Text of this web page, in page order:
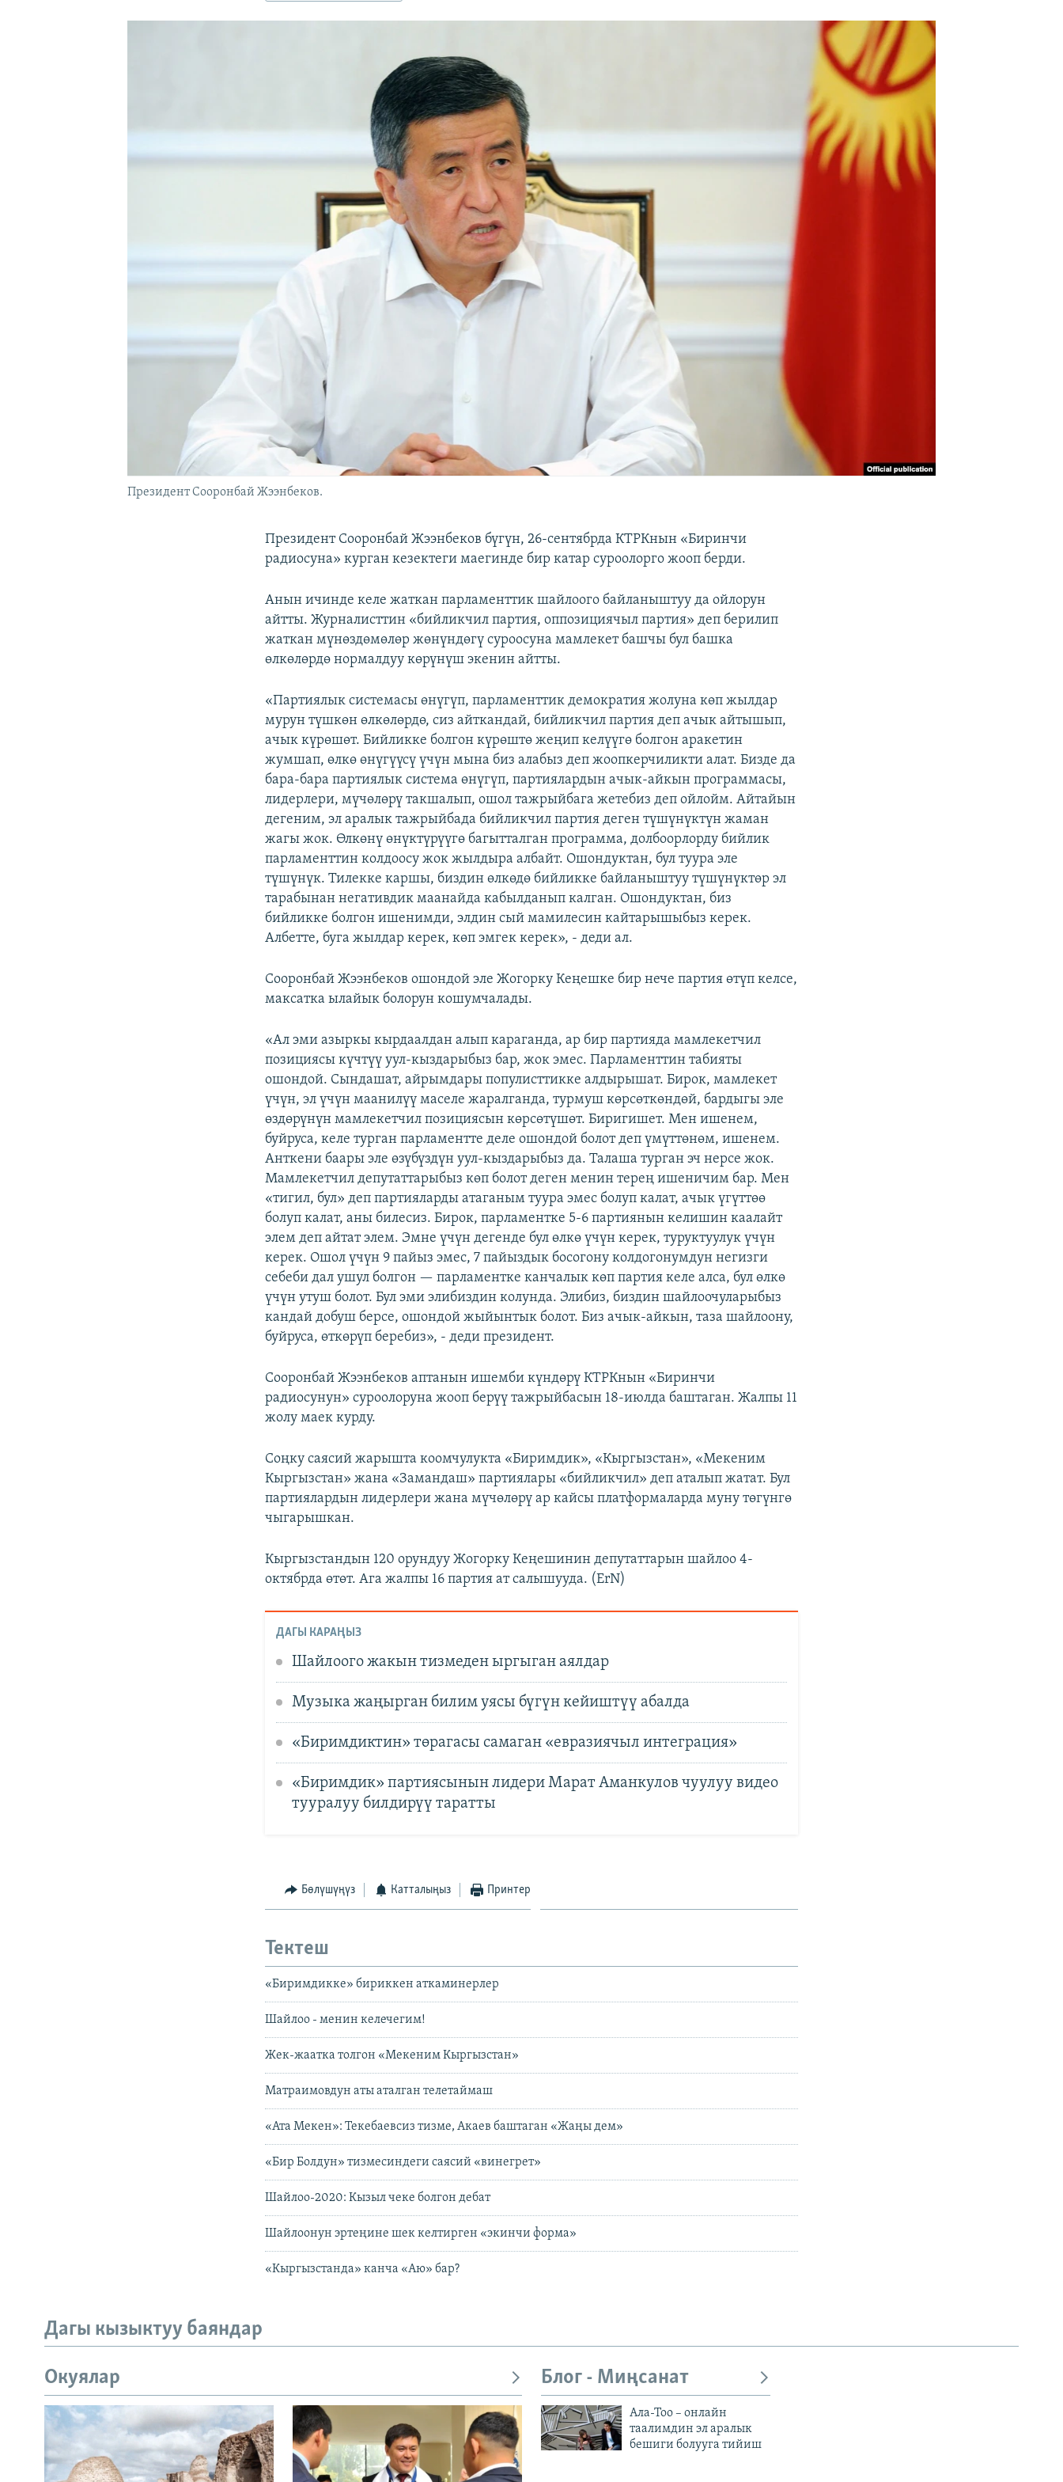
Президент Сооронбай Жээнбеков.
Президент Сооронбай Жээнбеков бүгүн, 26-сентябрда КТРКнын «Биринчи
радиосуна» курган кезектеги маегинде бир катар суроолорго жооп берди.
Анын ичинде келе жаткан парламенттик шайлоого байланыштуу да ойлорун
айтты. Журналисттин «бийликчил партия, оппозициячыл партия» деп берилип
жаткан мүнөздөмөлөр жөнүндөгү суроосуна мамлекет башчы бул башка
өлкөлөрдө нормалдуу көрүнүш экенин айтты.
«Партиялык системасы өнүгүп, парламенттик демократия жолуна көп жылдар
мурун түшкөн өлкөлөрдө, сиз айткандай, бийликчил партия деп ачык айтышып,
ачык күрөшөт. Бийликке болгон күрөштө жеңип келүүгө болгон аракетин
жумшап, өлкө өнүгүүсү үчүн мына биз алабыз деп жоопкерчиликти алат. Бизде да
бара-бара партиялык система өнүгүп, партиялардын ачык-айкын программасы,
лидерлери, мүчөлөрү такшалып, ошол тажрыйбага жетебиз деп ойлойм. Айтайын
дегеним, эл аралык тажрыйбада бийликчил партия деген түшүнүктүн жаман
жагы жок. Өлкөнү өнүктүрүүгө багытталган программа, долбоорлорду бийлик
парламенттин колдоосу жок жылдыра албайт. Ошондуктан, бул туура эле
түшүнүк. Тилекке каршы, биздин өлкөдө бийликке байланыштуу түшүнүктөр эл
тарабынан негативдик маанайда кабылданып калган. Ошондуктан, биз
бийликке болгон ишенимди, элдин сый мамилесин кайтарышыбыз керек.
Албетте, буга жылдар керек, көп эмгек керек», - деди ал.
Сооронбай Жээнбеков ошондой эле Жогорку Кеңешке бир нече партия өтүп келсе,
максатка ылайык болорун кошумчалады.
«Ал эми азыркы кырдаалдан алып караганда, ар бир партияда мамлекетчил
позициясы күчтүү уул-кыздарыбыз бар, жок эмес. Парламенттин табияты
ошондой. Сындашат, айрымдары популисттикке алдырышат. Бирок, мамлекет
үчүн, эл үчүн маанилүү маселе жаралганда, турмуш көрсөткөндөй, бардыгы эле
өздөрүнүн мамлекетчил позициясын көрсөтүшөт. Биригишет. Мен ишенем,
буйруса, келе турган парламентте деле ошондой болот деп үмүттөнөм, ишенем.
Анткени баары эле өзүбүздүн уул-кыздарыбыз да. Талаша турган эч нерсе жок.
Мамлекетчил депутаттарыбыз көп болот деген менин терең ишеничим бар. Мен
«тигил, бул» деп партияларды атаганым туура эмес болуп калат, ачык үгүттөө
болуп калат, аны билесиз. Бирок, парламентке 5-6 партиянын келишин каалайт
элем деп айтат элем. Эмне үчүн дегенде бул өлкө үчүн керек, туруктуулук үчүн
керек. Ошол үчүн 9 пайыз эмес, 7 пайыздык босогону колдогонумдун негизги
себеби дал ушул болгон — парламентке канчалык көп партия келе алса, бул өлкө
үчүн утуш болот. Бул эми элибиздин колунда. Элибиз, биздин шайлоочуларыбыз
кандай добуш берсе, ошондой жыйынтык болот. Биз ачык-айкын, таза шайлоону,
буйруса, өткөрүп беребиз», - деди президент.
Сооронбай Жээнбеков аптанын ишемби күндөрү КТРКнын «Биринчи
радиосунун» суроолоруна жооп берүү тажрыйбасын 18-июлда баштаган. Жалпы 11
жолу маек курду.
Соңку саясий жарышта коомчулукта «Биримдик», «Кыргызстан», «Мекеним
Кыргызстан» жана «Замандаш» партиялары «бийликчил» деп аталып жатат. Бул
партиялардын лидерлери жана мүчөлөрү ар кайсы платформаларда муну төгүнгө
чыгарышкан.
Кыргызстандын 120 орундуу Жогорку Кеңешинин депутаттарын шайлоо 4-
октябрда өтөт. Ага жалпы 16 партия ат салышууда. (ErN)
ДАГЫ КАРАҢЫЗ
Шайлоого жакын тизмеден ыргыган аялдар
Музыка жаңырган билим уясы бүгүн кейиштүү абалда
«Биримдиктин» төрагасы самаган «евразиячыл интеграция»
«Биримдик» партиясынын лидери Марат Аманкулов чуулуу видео
тууралуу билдирүү таратты
Бөлүшүңүз Катталыңыз Принтер
Тектеш
«Биримдикке» бириккен аткаминерлер
Шайлоо - менин келечегим!
Жек-жаатка толгон «Мекеним Кыргызстан»
Матраимовдун аты аталган телетаймаш
«Ата Мекен»: Текебаевсиз тизме, Акаев баштаган «Жаңы дем»
«Бир Болдун» тизмесиндеги саясий «винегрет»
Шайлоо-2020: Кызыл чеке болгон дебат
Шайлоонун эртеңине шек келтирген «экинчи форма»
«Кыргызстанда» канча «Аю» бар?
Дагы кызыктуу баяндар
Окуялар Блог - Миңсанат
Ала-Тоо – онлайн
таалимдин эл аралык
бешиги болууга тийиш